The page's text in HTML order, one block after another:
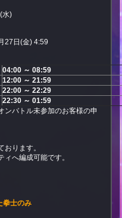
水)
27日(金) 4:59
04:00 ～ 08:59
12:00 ～ 21:59
22:00 ～ 22:29
22:30 ～ 01:59
バトル未参加のお客様の申
ります。
へ編成可能です。
拳士のみ